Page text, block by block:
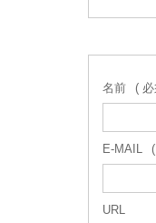
名前 (
E-MAIL
URL